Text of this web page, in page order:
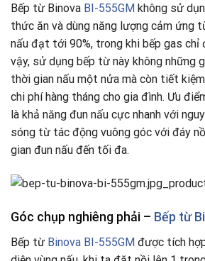
Bếp từ Binova BI-555GM không sử
thức ăn và dùng năng lượng cảm ứng
nấu đạt tới 90%, trong khi bếp gas chỉ
vậy, sử dụng bếp từ này không những
thời gian nấu một nửa mà còn tiết
chi phí hàng tháng cho gia đình. Ưu
là khả năng đun nấu cực nhanh với
sóng từ tác động vuông góc với đáy
gian đun nấu đến tối đa.
Góc chụp nghiêng phải – Bếp từ
Bếp từ Binova BI-555GM được tích